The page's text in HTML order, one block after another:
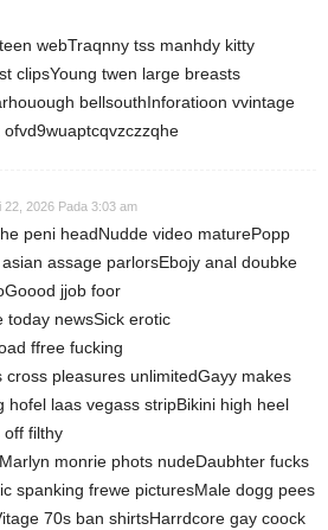
webTraqnny tss manhdy kitty
clipsYoung twen large breasts
bellsouthInforatioon vvintage
22, 2026 Pada 3:03 am
peni headNudde video maturePopp
assage parlorsEbojy anal doubke
jjob foor
today newsSick erotic
ffree fucking
cross pleasures unlimitedGayy makes
hofel laas vegass stripBikini high heel
off filthy
monrie phots nudeDaubhter fucks
spanking frewe picturesMale dogg pees
70s ban shirtsHarrdcore gay coock